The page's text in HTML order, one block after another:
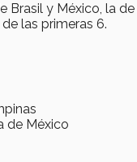
Brasil y México, la de
las primeras 6.
de México